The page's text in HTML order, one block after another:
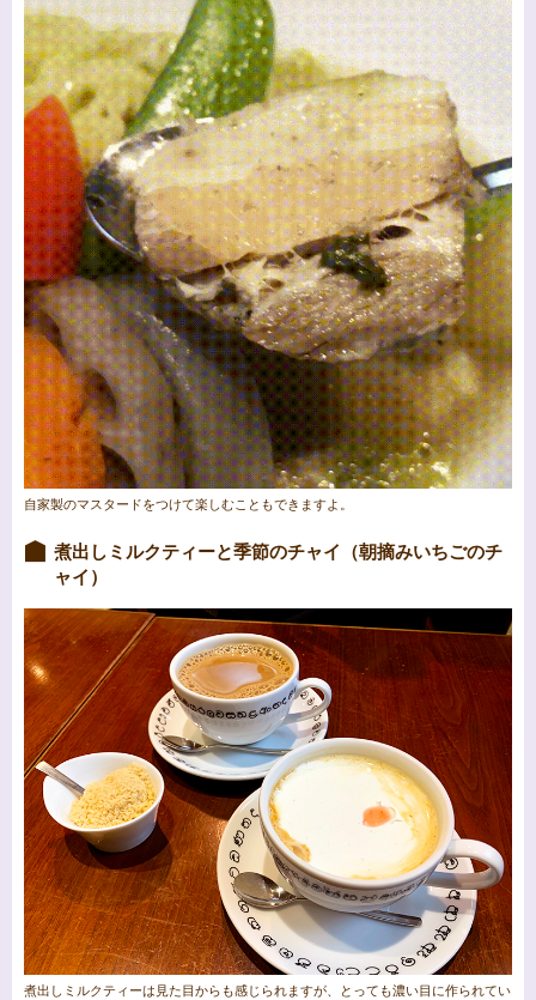
自家製のマスタードをつけて楽しむこともできますよ。
煮出しミルクティーと季節のチャイ（朝摘みいちごのチ
ャイ）
煮出しミルクティーは見た目からも感じられますが、とっても濃い目に作られてい